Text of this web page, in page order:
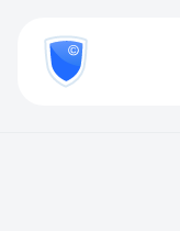
800
777-
81-Проверить